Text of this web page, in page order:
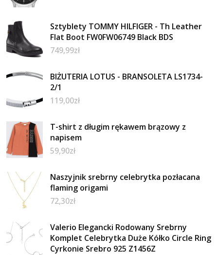
Sztyblety TOMMY HILFIGER - Th Leather
Flat Boot FW0FW06749 Black BDS
749,99zł
BIŻUTERIA LOTUS - BRANSOLETA LS1734-
2/1
119,00zł
T-shirt z długim rękawem brązowy z
napisem
59,90zł
Naszyjnik srebrny celebrytka pozłacana
flaming origami
72,30zł
Valerio Elegancki Rodowany Srebrny
Komplet Celebrytka Duże Kółko Circle Ring
Cyrkonie Srebro 925 Z1456Z